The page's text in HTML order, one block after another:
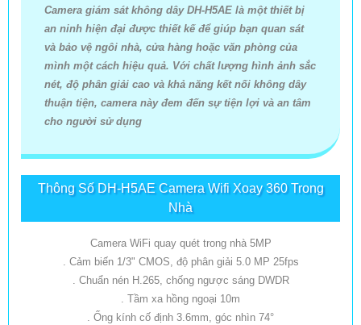
Camera giám sát không dây DH-H5AE là một thiết bị
an ninh hiện đại được thiết kế để giúp bạn quan sát
và bảo vệ ngôi nhà, cửa hàng hoặc văn phòng của
mình một cách hiệu quả. Với chất lượng hình ảnh sắc
nét, độ phân giải cao và khả năng kết nối không dây
thuận tiện, camera này đem đến sự tiện lợi và an tâm
cho người sử dụng
Thông Số DH-H5AE Camera Wifi Xoay 360 Trong
Nhà
Camera WiFi quay quét trong nhà 5MP
. Cảm biến 1/3" CMOS, độ phân giải 5.0 MP 25fps
. Chuẩn nén H.265, chống ngược sáng DWDR
. Tầm xa hồng ngoại 10m
. Ống kính cố định 3.6mm, góc nhìn 74°